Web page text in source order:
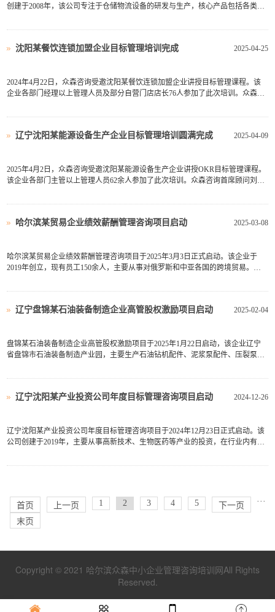
创建于2008年，该公司专注于仓储物流设备的研发与生产，核心产品包括各类货
品覆盖国内市场及部分东南亚及南美国家。目前企业发展前景好，但随着市场的
2025-04-25
沈阳某餐饮连锁加盟企业目标管理培训完成
2024年4月22日，众森咨询受邀沈阳某餐饮连锁加盟企业讲授目标管理课程。该
企业各部门经理以上管理人员及部分自营门店店长76人参加了此次培训。众森咨
企业目标管理进行了有针对性的解构，重点分析如何用OGSM工具进行了目标落
2025-04-09
辽宁沈阳某能源设备生产企业目标管理培训圆满完成
2025年4月2日，众森咨询受邀沈阳某能源设备生产企业讲授OKR目标管理课程。
该企业各部门主管以上管理人员62余人参加了此次培训。众森咨询首席顾问刘老
点进行了有针对性的剖析，从OKR的历史与现状，各种绩效管理、绩效考核工具
2025-03-08
哈尔滨某贸易企业绩效薪酬管理咨询项目启动
哈尔滨某贸易企业绩效薪酬管理咨询项目于2025年3月3日正式启动。该企业于
2019年创立，现有员工150余人，主要从事对俄罗斯和中亚各国的跨境贸易。贸
织结构、管控模式、流程、薪酬绩效管理体系等已无法适应市场发展的快速的需
2025-02-04
辽宁盘锦某石油装备制造企业高管股权激励项目启动
盘锦某石油装备制造企业高管股权激励项目于2025年1月22日启动，该企业辽宁
省盘锦市石油装备制造产业园，主要生产石油钻机配件、泥浆泵配件、压裂泵配
行业，并远销美洲、非洲、中东、中亚等国家和地区。公司近三年发展势头良
2024-12-26
辽宁沈阳某产业投资公司年度目标管理咨询项目启动
辽宁沈阳某产业投资公司年度目标管理咨询项目于2024年12月23日正式启动。该
公司创建于2019年，主要从事高新技术、生物医药等产业的投资，在行业内有较
随着投资项目的不断增加，企业内部的管理问题，尤其是目标管理问题已经成为
首页 上一页 1 2 3 4 5 ···
下一页
末页
Copyright © 2021 哈尔滨众森中小企业管理咨询培训网All Rights
Reserved.